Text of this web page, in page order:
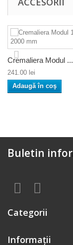
Cremaliera Modul ...
241.00 lei
Adaugă în coş
Buletin
Categorii
Informaţii